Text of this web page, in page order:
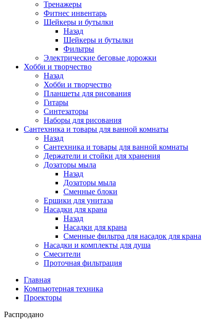
Тренажеры
Фитнес инвентарь
Шейкеры и бутылки
Назад
Шейкеры и бутылки
Фильтры
Электрические беговые дорожки
Хобби и творчество
Назад
Хобби и творчество
Планшеты для рисования
Гитары
Синтезаторы
Наборы для рисования
Сантехника и товары для ванной комнаты
Назад
Сантехника и товары для ванной комнаты
Держатели и стойки для хранения
Дозаторы мыла
Назад
Дозаторы мыла
Сменные блоки
Ершики для унитаза
Насадки для крана
Назад
Насадки для крана
Сменные фильтра для насадок для крана
Насадки и комплекты для душа
Смесители
Проточная фильтрация
Главная
Компьютерная техника
Проекторы
Распродано